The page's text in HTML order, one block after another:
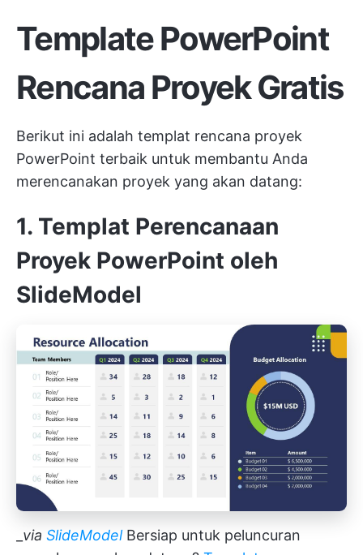
Template PowerPoint
Rencana Proyek Gratis
Berikut ini adalah templat rencana proyek
PowerPoint terbaik untuk membantu Anda
merencanakan proyek yang akan datang:
1. Templat Perencanaan
Proyek PowerPoint oleh
SlideModel
via SlideModelBersiap untuk peluncuran